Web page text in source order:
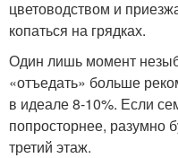
цветоводством и
копаться на грядках.
Один лишь момент
«отъедать» больше
в идеале 8-10%. Если
попросторнее, разумно
третий этаж.